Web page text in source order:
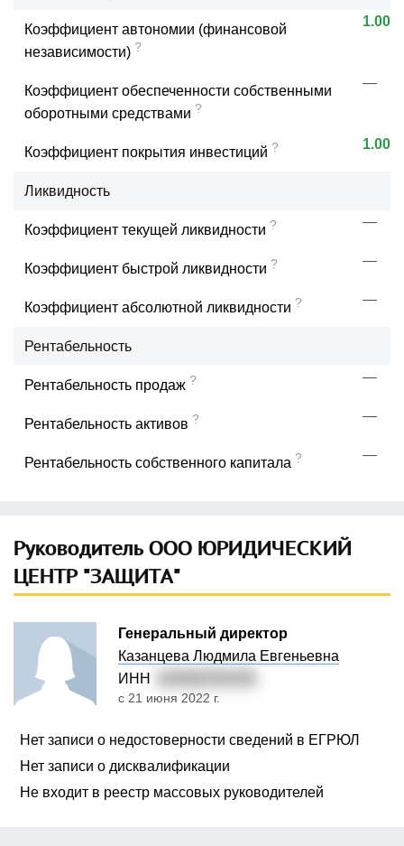
Коэффициент автономии (финансовой
независимости) ?
1.00
Коэффициент обеспеченности собственными
оборотными средствами ?
—
Коэффициент покрытия инвестиций ? 1.00
Ликвидность
Коэффициент текущей ликвидности ? —
Коэффициент быстрой ликвидности ? —
Коэффициент абсолютной ликвидности ? —
Рентабельность
Рентабельность продаж ? —
Рентабельность активов ? —
Рентабельность собственного капитала ? —
Руководитель ООО ЮРИДИЧЕСКИЙ
ЦЕНТР "ЗАЩИТА"
Генеральный директор
Казанцева Людмила Евгеньевна
ИНН
с 21 июня 2022 г.
Нет записи о недостоверности сведений в ЕГРЮЛ
Нет записи о дисквалификации
Не входит в реестр массовых руководителей